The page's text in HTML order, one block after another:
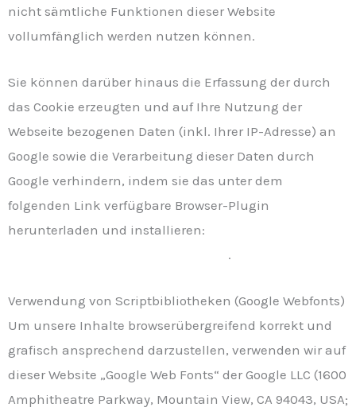
nicht sämtliche Funktionen dieser Website
vollumfänglich werden nutzen können.
Sie können darüber hinaus die Erfassung der durch
das Cookie erzeugten und auf Ihre Nutzung der
Webseite bezogenen Daten (inkl. Ihrer IP-Adresse) an
Google sowie die Verarbeitung dieser Daten durch
Google verhindern, indem sie das unter dem
folgenden Link verfügbare Browser-Plugin
herunterladen und installieren:
.
Verwendung von Scriptbibliotheken (Google Webfonts)
Um unsere Inhalte browserübergreifend korrekt und
grafisch ansprechend darzustellen, verwenden wir auf
dieser Website „Google Web Fonts“ der Google LLC (1600
Amphitheatre Parkway, Mountain View, CA 94043, USA;